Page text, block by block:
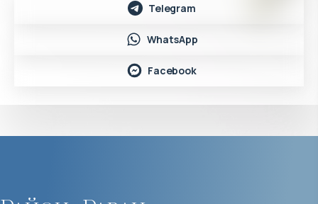
Telegram
WhatsApp
Facebook